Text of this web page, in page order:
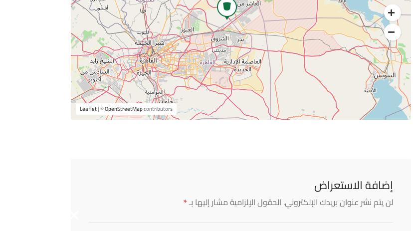
Leaflet| ©OpenStreetMapcontributors
إضافة الاستعراض
لن يتم نشر عنوان بريدك الإلكتروني. الحقول الإلزامية مشار إليها بـ*